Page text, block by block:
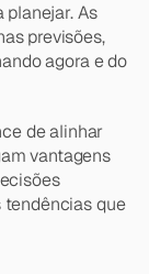
planejar. As
previsões,
agora e do
de alinhar
vantagens
tendências que